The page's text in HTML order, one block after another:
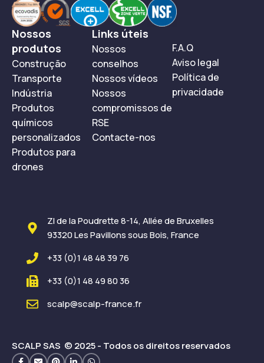
Nossos
produtos
Construção
Transporte
Indústria
Produtos
químicos
personalizados
Produtos para
drones
Links úteis
Nossos
conselhos
Nossos vídeos
Nossos
compromissos de
RSE
Contacte-nos
F.A.Q
Aviso legal
Política de
privacidade
ZI de la Poudrette 8-14, Allée de Bruxelles
93320 Les Pavillons sous Bois, France
+33 (0)1 48 48 39 76
+33 (0)1 48 49 80 36
scalp@scalp-france.fr
SCALP SAS © 2025 - Todos os direitos reservados